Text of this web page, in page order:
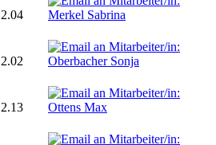
2.04
2.02
2.13